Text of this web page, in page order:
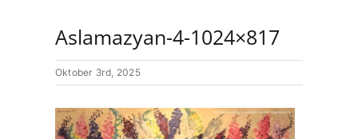
Aslamazyan-4-1024×817
Oktober 3rd, 2025